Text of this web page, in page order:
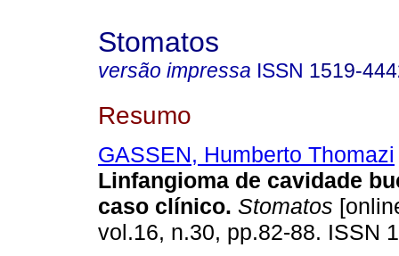
Stomatos
versão impressa ISSN 1519-
Resumo
GASSEN, Humberto Thomazi
Linfangioma de cavidade
caso clínico. Stomatos
vol.16, n.30, pp.82-88. ISSN